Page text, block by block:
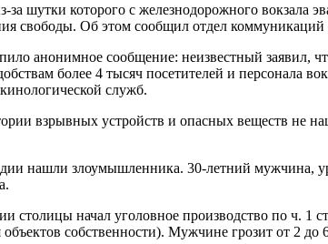
за шутки которого с железнодорожного вокзала
свободы. Об этом сообщил отдел
анонимное сообщение: неизвестный заявил,
более 4 тысяч посетителей и персонала
служб.
взрывных устройств и опасных веществ не
нашли злоумышленника. 30-летний мужчина,
столицы начал уголовное производство по ч. 1
собственности). Мужчине грозит от 2